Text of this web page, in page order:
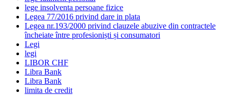
lege insolventa persoane fizice
Legea 77/2016 privind dare in plata
Legea nr.193/2000 privind clauzele abuzive din contractele
încheiate între profesioniști și consumatori
Legi
legi
LIBOR CHF
Libra Bank
Libra Bank
limita de credit